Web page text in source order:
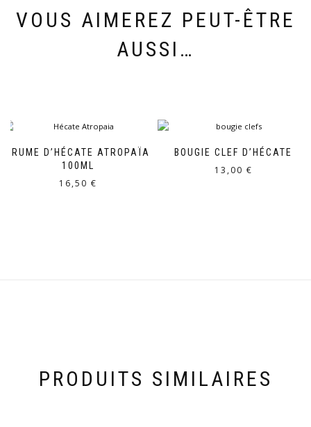
VOUS AIMEREZ PEUT-ÊTRE
AUSSI…
BRUME D’HÉCATE ATROPAÏA
100ML
16,50 €
BOUGIE CLEF D’HÉCATE
13,00 €
PRODUITS SIMILAIRES